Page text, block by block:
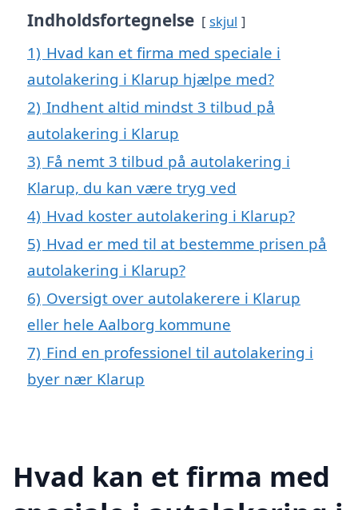
Indholdsfortegnelse skjul
1) Hvad kan et firma med speciale i
autolakering i Klarup hjælpe med?
2) Indhent altid mindst 3 tilbud på
autolakering i Klarup
3) Få nemt 3 tilbud på autolakering i
Klarup, du kan være tryg ved
4) Hvad koster autolakering i Klarup?
5) Hvad er med til at bestemme prisen på
autolakering i Klarup?
6) Oversigt over autolakerere i Klarup
eller hele Aalborg kommune
7) Find en professionel til autolakering i
byer nær Klarup
Hvad kan et firma med